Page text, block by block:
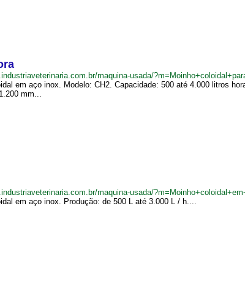
maquina-usada/
em aço inox. Modelo: CH2. Capacidade: 500 até 4.000 litros
mm...
maquina-usada/
em aço inox. Produção: de 500 L até 3.000 L / h....